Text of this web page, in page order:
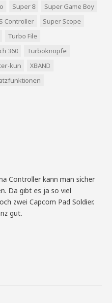
Super 8
Super Game Boy
Controller
Super Scope
Turbo File
360
Turboknöpfe
kun
XBAND
Controller kann man sicher
Da gibt es ja so viel
zwei Capcom Pad Soldier.
gut.